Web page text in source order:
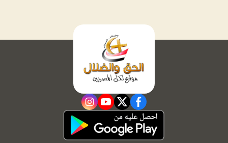
facebook
twitter
youtube
instagram